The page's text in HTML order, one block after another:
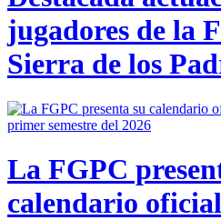
jugadores de la
Sierra de los
La FGPC
calendario